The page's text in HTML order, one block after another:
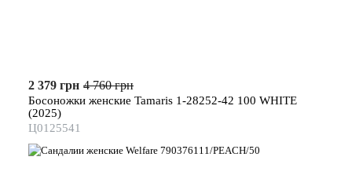
2 379 грн 4 760 грн
Босоножки женские Tamaris 1-28252-42 100 WHITE
(2025)
Ц0125541